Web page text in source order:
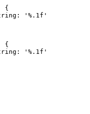
{
'%.1f'
{
'%.1f'